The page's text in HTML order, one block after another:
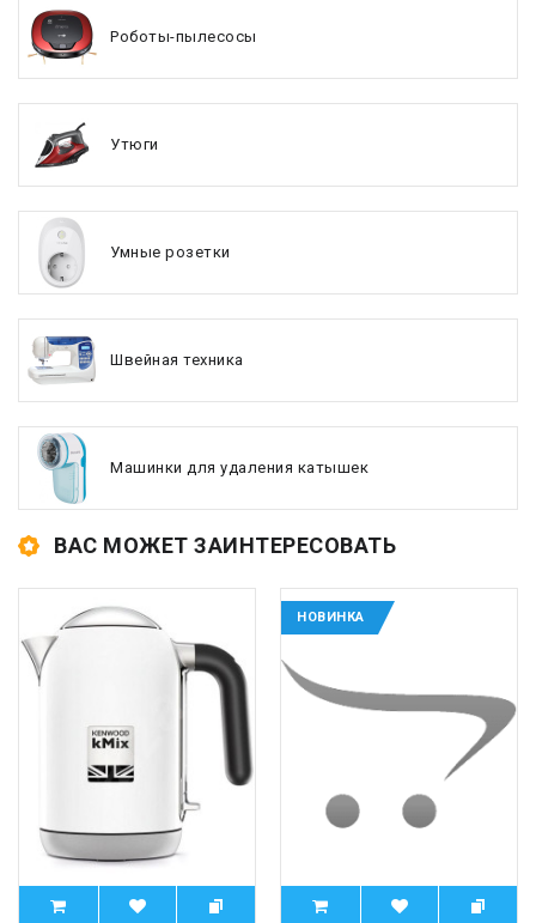
Роботы-пылесосы
Утюги
Умные розетки
Швейная техника
Машинки для удаления катышек
ВАС МОЖЕТ ЗАИНТЕРЕСОВАТЬ
НОВИНКА